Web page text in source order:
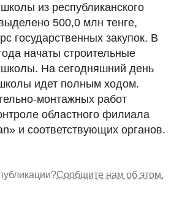
из республиканского
500,0 млн тенге,
государственных закупок. В
начаты строительные
На сегодняшний день
идет полным ходом.
монтажных работ
областного филиала
и соответствующих органов.
Сообщите нам об этом.